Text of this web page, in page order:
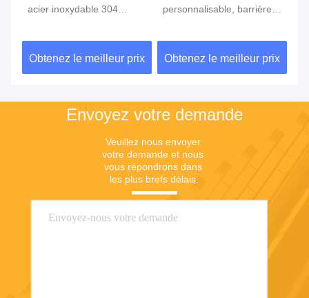
acier inoxydable 304
projets mondiaux
Obtenez le meilleur prix
personnalisable, barrière
parking avec solutions sur
mesure pour projets
mondiaux
Obtenez le meilleur prix
Envoyez votre demande
Veuillez nous envoyer
votre demande et nous
vous répondrons dans
les plus brefs délais.